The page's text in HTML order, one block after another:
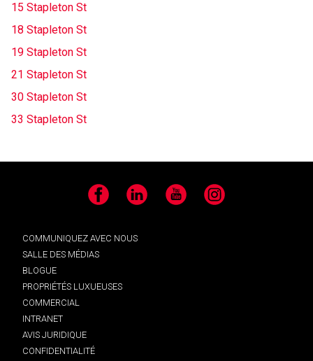
15 Stapleton St
18 Stapleton St
19 Stapleton St
21 Stapleton St
30 Stapleton St
33 Stapleton St
Facebook LinkedIn YouTube Instagram
COMMUNIQUEZ AVEC NOUS
SALLE DES MÉDIAS
BLOGUE
PROPRIÉTÉS LUXUEUSES
COMMERCIAL
INTRANET
AVIS JURIDIQUE
CONFIDENTIALITÉ